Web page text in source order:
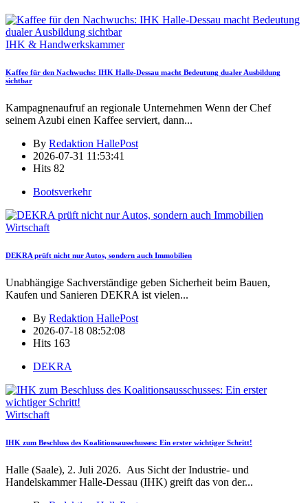
IHK & Handwerkskammer
Kaffee für den Nachwuchs: IHK Halle-Dessau macht Bedeutung dualer Ausbildung
sichtbar
Kampagnenaufruf an regionale Unternehmen Wenn der Chef
seinem Azubi einen Kaffee serviert, dann...
By Redaktion HallePost
2026-07-31 11:53:41
Hits 82
Bootsverkehr
Wirtschaft
DEKRA prüft nicht nur Autos, sondern auch Immobilien
Unabhängige Sachverständige geben Sicherheit beim Bauen,
Kaufen und Sanieren DEKRA ist vielen...
By Redaktion HallePost
2026-07-18 08:52:08
Hits 163
DEKRA
Wirtschaft
IHK zum Beschluss des Koalitionsausschusses: Ein erster wichtiger Schritt!
Halle (Saale), 2. Juli 2026. Aus Sicht der Industrie- und
Handelskammer Halle-Dessau (IHK) greift das von der...